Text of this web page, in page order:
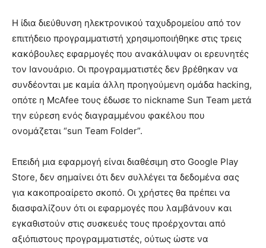
Η ίδια διεύθυνση ηλεκτρονικού ταχυδρομείου από τον
επιτήδειο προγραμματιστή χρησιμοποιήθηκε στις τρεις
κακόβουλες εφαρμογές που ανακάλυψαν οι ερευνητές
τον Ιανουάριο. Οι προγραμματιστές δεν βρέθηκαν να
συνδέονται με καμία άλλη προηγούμενη ομάδα hacking,
οπότε η McAfee τους έδωσε το nickname Sun Team μετά
την εύρεση ενός διαγραμμένου φακέλου που
ονομάζεται “sun Team Folder”.
Επειδή μια εφαρμογή είναι διαθέσιμη στο Google Play
Store, δεν σημαίνει ότι δεν συλλέγει τα δεδομένα σας
για κακοπροαίρετο σκοπό. Οι χρήστες θα πρέπει να
διασφαλίζουν ότι οι εφαρμογές που λαμβάνουν και
εγκαθιστούν στις συσκευές τους προέρχονται από
αξιόπιστους προγραμματιστές, ούτως ώστε να